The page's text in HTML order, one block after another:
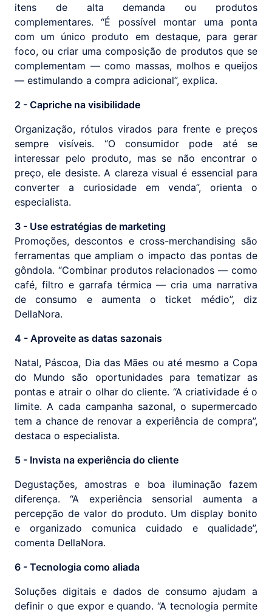
itens de alta demanda ou produtos
complementares. “É possível montar uma ponta
com um único produto em destaque, para gerar
foco, ou criar uma composição de produtos que se
complementam — como massas, molhos e queijos
— estimulando a compra adicional”, explica.
2 - Capriche na visibilidade
Organização, rótulos virados para frente e preços
sempre visíveis. “O consumidor pode até se
interessar pelo produto, mas se não encontrar o
preço, ele desiste. A clareza visual é essencial para
converter a curiosidade em venda”, orienta o
especialista.
3 - Use estratégias de marketing
Promoções, descontos e cross-merchandising são
ferramentas que ampliam o impacto das pontas de
gôndola. “Combinar produtos relacionados — como
café, filtro e garrafa térmica — cria uma narrativa
de consumo e aumenta o ticket médio”, diz
DellaNora.
4 - Aproveite as datas sazonais
Natal, Páscoa, Dia das Mães ou até mesmo a Copa
do Mundo são oportunidades para tematizar as
pontas e atrair o olhar do cliente. “A criatividade é o
limite. A cada campanha sazonal, o supermercado
tem a chance de renovar a experiência de compra”,
destaca o especialista.
5 - Invista na experiência do cliente
Degustações, amostras e boa iluminação fazem
diferença. “A experiência sensorial aumenta a
percepção de valor do produto. Um display bonito
e organizado comunica cuidado e qualidade”,
comenta DellaNora.
6 - Tecnologia como aliada
Soluções digitais e dados de consumo ajudam a
definir o que expor e quando. “A tecnologia permite